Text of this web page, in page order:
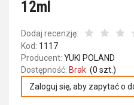
12ml
Dodaj recenzję:
Kod: 1117
Producent: YUKI POLAND
Dostępność: Brak (0 szt.)
Zaloguj się, aby zapytać o